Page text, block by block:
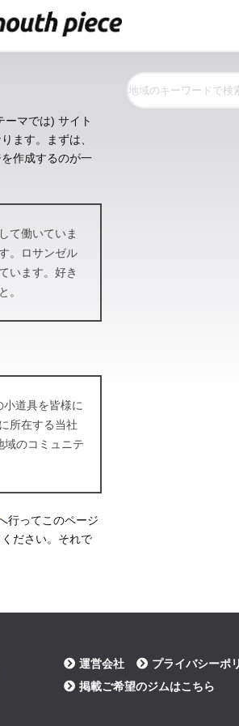
ーマでは) サイト
ます。まずは、
作成するのが一
て働いていま
。ロサンゼル
います。好き
。
道具を皆様に
所在する当社
域のコミュニテ
行ってこのページ
ださい。それで
運営会社
プライバシーポ
掲載ご希望のジムはこちら